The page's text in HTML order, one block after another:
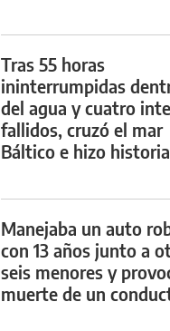
Tras 55 horas
ininterrumpidas
del agua y cuatro
fallidos, cruzó el mar
Báltico e hizo historia
Manejaba un auto
con 13 años junto a
seis menores y
muerte de un